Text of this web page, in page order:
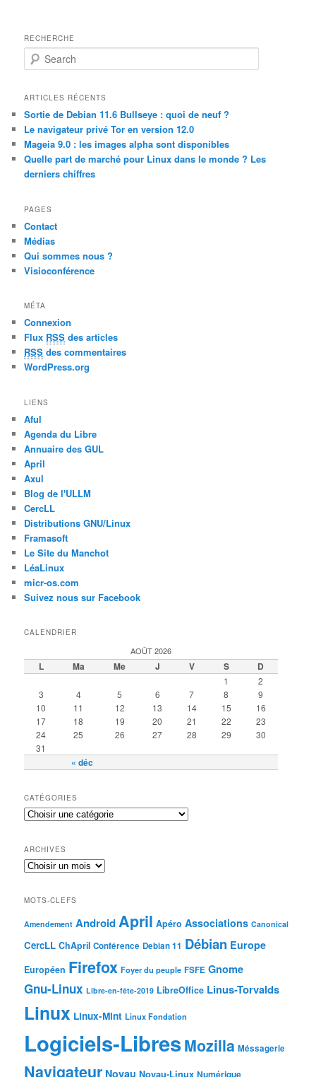
RECHERCHE
e
r
h
ARTICLES RÉCENTS
Sortie de Debian 11.6 Bullseye : quoi de neuf ?
Le navigateur privé Tor en version 12.0
Mageia 9.0 : les images alpha sont disponibles
Quelle part de marché pour Linux dans le monde ? Les
derniers chiffres
PAGES
Contact
Médias
Qui sommes nous ?
Visioconférence
MÉTA
Connexion
Flux RSS des articles
RSS des commentaires
WordPress.org
LIENS
Aful
Agenda du Libre
Annuaire des GUL
April
Axul
Blog de l'ULLM
CercLL
Distributions GNU/Linux
Framasoft
Le Site du Manchot
LéaLinux
micr-os.com
Suivez nous sur Facebook
CALENDRIER
AOÛT 2026
L Ma Me J V S D
« déc
1
2
3
4 5 6 7 8
9
10
11 12 13 14 15
16
17
18 19 20 21 22
23
24
25 26 27 28 29
30
31
CATÉGORIES
ARCHIVES
MOTS-CLEFS
Amendement AndroidApril Apéro Associations Canonical
CercLL ChApril Conférence Debian 11 Débian Europe
Européen Firefox Foyer du peuple FSFE Gnome
Gnu-Linux Libre-en-fête-2019 LibreOffice Linus-Torvalds
Linux Linux-Mint Linux Fondation
Logiciels-LibresMozilla Méssagerie
Navigateur Noyau Noyau-Linux Numérique